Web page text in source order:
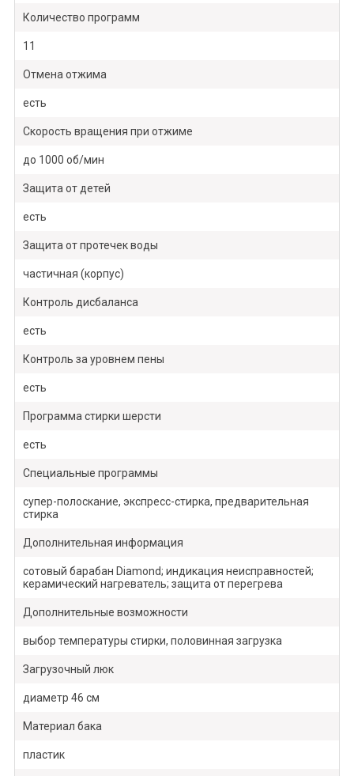
Количество программ
11
Отмена отжима
есть
Скорость вращения при отжиме
до 1000 об/мин
Защита от детей
есть
Защита от протечек воды
частичная (корпус)
Контроль дисбаланса
есть
Контроль за уровнем пены
есть
Программа стирки шерсти
есть
Специальные программы
супер-полоскание, экспресс-стирка, предварительная
стирка
Дополнительная информация
сотовый барабан Diamond; индикация неисправностей;
керамический нагреватель; защита от перегрева
Дополнительные возможности
выбор температуры стирки, половинная загрузка
Загрузочный люк
диаметр 46 см
Материал бака
пластик